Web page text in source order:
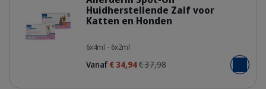
Huidherstellende Zalf voor
Katten en Honden
6x4ml - 6x2ml
Vanaf € 34,94€ 37,98 Voeg